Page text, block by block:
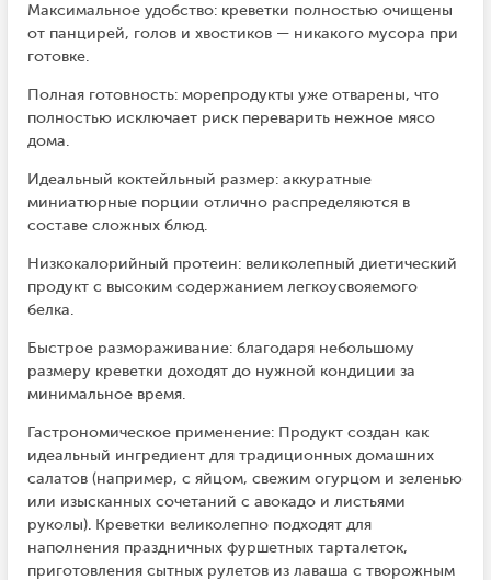
Максимальное удобство: креветки полностью очищены
от панцирей, голов и хвостиков — никакого мусора при
готовке.
Полная готовность: морепродукты уже отварены, что
полностью исключает риск переварить нежное мясо
дома.
Идеальный коктейльный размер: аккуратные
миниатюрные порции отлично распределяются в
составе сложных блюд.
Низкокалорийный протеин: великолепный диетический
продукт с высоким содержанием легкоусвояемого
белка.
Быстрое размораживание: благодаря небольшому
размеру креветки доходят до нужной кондиции за
минимальное время.
Гастрономическое применение: Продукт создан как
идеальный ингредиент для традиционных домашних
салатов (например, с яйцом, свежим огурцом и зеленью
или изысканных сочетаний с авокадо и листьями
руколы). Креветки великолепно подходят для
наполнения праздничных фуршетных тарталеток,
приготовления сытных рулетов из лаваша с творожным